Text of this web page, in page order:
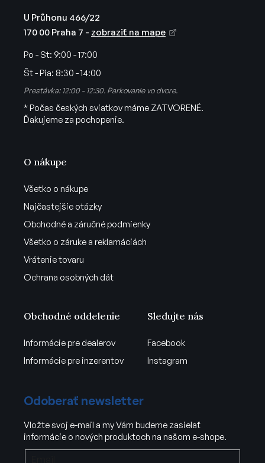
O nákupe
Všetko o nákupe
Najčastejšie otázky
Obchodné a záručné podmienky
Všetko o záruke a reklamáciách
Vrátenie tovaru
Ochrana osobných dát
U Průhonu 466/22
170 00 Praha 7 - zobraziť na mape
Po - St: 9:00 - 17:00
Št - Pia: 8:30 - 14:00
Prestávka: 12:00 - 12:30. Parkovanie vo dvore.
* Počas českých sviatkov máme ZATVORENÉ.
Ďakujeme za pochopenie.
Obchodné oddelenie
Informácie pre dealerov
Informácie pre inzerentov
Sledujte nás
Facebook
Instagram
Odoberať newsletter
Vložte svoj e-mail a my Vám budeme zasielať
informácie o nových produktoch na našom e-shope.